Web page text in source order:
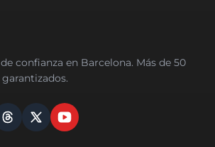
confianza en Barcelona. Más de 50